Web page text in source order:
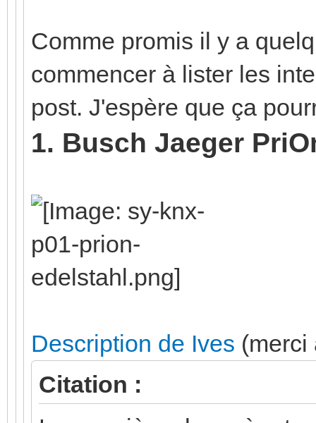
Comme promis il y a
commencer à lister les
post. J'espère que ça
1. Busch Jaeger
Description de Ives (merci
Citation :